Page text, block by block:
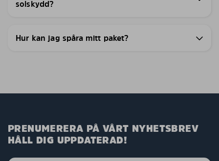
solskydd?
Hur kan jag spåra mitt paket?
PRENUMERERA PÅ VÅRT NYHETSBREV
HÅLL DIG UPPDATERAD!